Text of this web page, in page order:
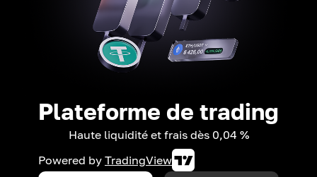
Plateforme de trading
Haute liquidité et frais dès 0,04 %
Powered by TradingView